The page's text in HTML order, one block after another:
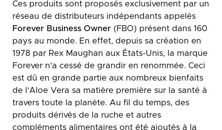
Ces produits sont proposés exclusivement par un
réseau de distributeurs indépendants appelés
Forever Business Owner (FBO) présent dans 160
pays au monde. En effet, depuis sa création en
1978 par Rex Maughan aux États-Unis, la marque
Forever n’a cessé de grandir en renommée. Ceci
est dû en grande partie aux nombreux bienfaits
de l’Aloe Vera sa matière première sur la santé à
travers toute la planète. Au fil du temps, des
produits dérivés de la ruche et autres
compléments alimentaires ont été ajoutés à la